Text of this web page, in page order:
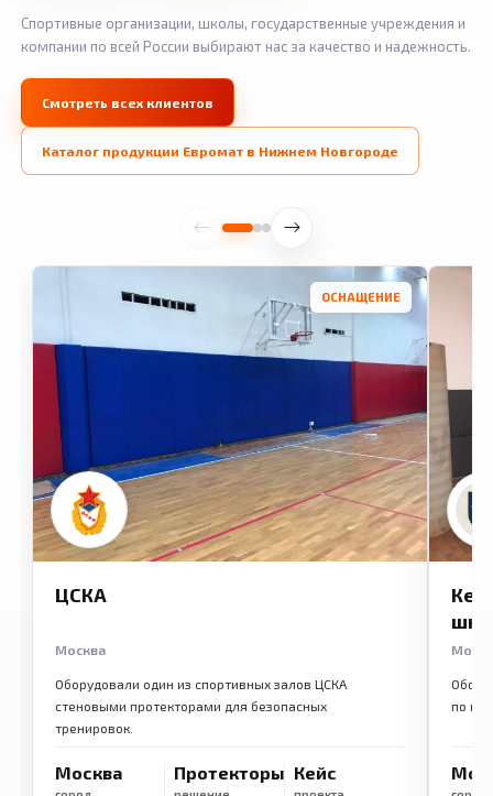
Спортивные организации, школы, государственные учреждения и
компании по всей России выбирают нас за качество и надежность.
Смотреть всех клиентов
Каталог продукции Евромат в Нижнем Новгороде
ОСНАЩЕНИЕ
ЦСКА
Москва
Оборудовали один из спортивных залов ЦСКА
стеновыми протекторами для безопасных
тренировок.
Москва Протекторы Кейс
по